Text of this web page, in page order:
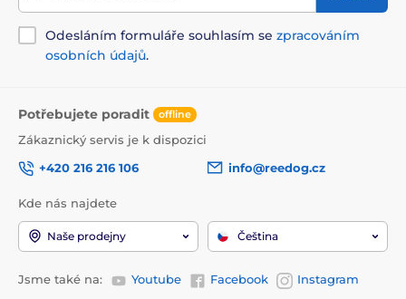
Odesláním formuláře souhlasím se zpracováním
osobních údajů.
Potřebujete poradit offline
Zákaznický servis je k dispozici
+420 216 216 106
info@reedog.cz
Kde nás najdete
Naše prodejny Čeština
Jsme také na: Youtube Facebook Instagram